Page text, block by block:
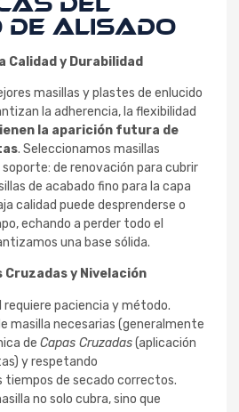
de Alisado
Calidad y Durabilidad
masillas y plastes de enlucido
la adherencia, la flexibilidad
la aparición futura de
. Seleccionamos masillas
de renovación para cubrir
de acabado fino para la capa
calidad puede desprenderse o
echando a perder todo el
una base sólida.
Cruzadas y Nivelación
paciencia y método.
masilla necesarias (generalmente
de Capas Cruzadas(aplicación
y respetando
tiempos de secado correctos.
no solo cubra, sino que